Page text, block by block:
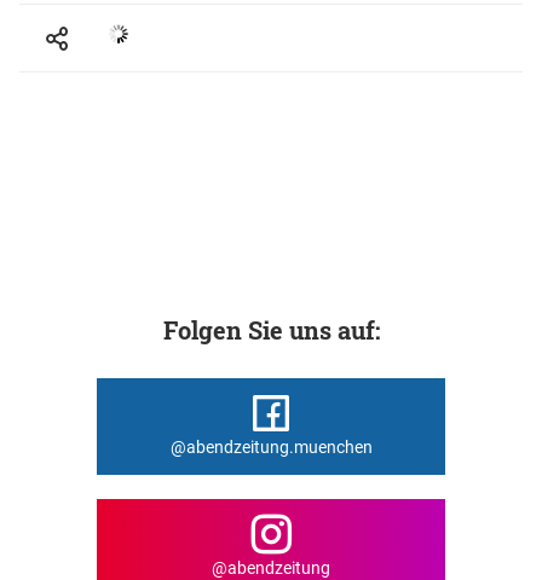
Folgen Sie uns auf:
@abendzeitung.muenchen
@abendzeitung